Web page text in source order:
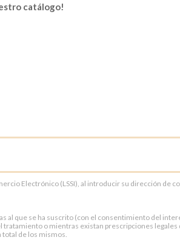
catálogo!
Electrónico (LSSI), al introducir su dirección
que se ha suscrito (con el consentimiento del
o mientras existan prescripciones legales
de los mismos.